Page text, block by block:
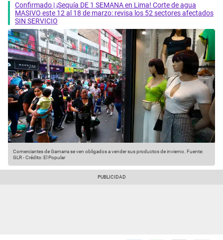
Confirmado | ¡Sequía DE 1 SEMANA en Lima! Corte de agua
MASIVO este 12 al 18 de marzo: revisa los 52 sectores afectados
SIN SERVICIO
Comerciantes de Gamarra se ven obligados a vender sus productos de invierno. Fuente:
GLR-Crédito: El Popular